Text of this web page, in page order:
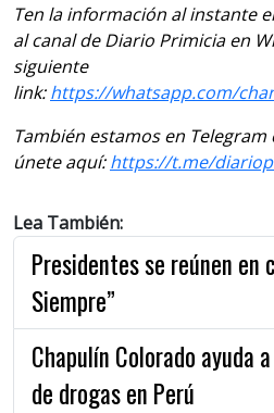
Ten la información al instante
al canal de Diario Primicia en
siguiente
link:https://whatsapp.com/
También estamos en
únete aquí:https://t.me/
Lea También:
Presidentes se reúnen en
Siempre”
Chapulín Colorado ayuda
de drogas en Perú